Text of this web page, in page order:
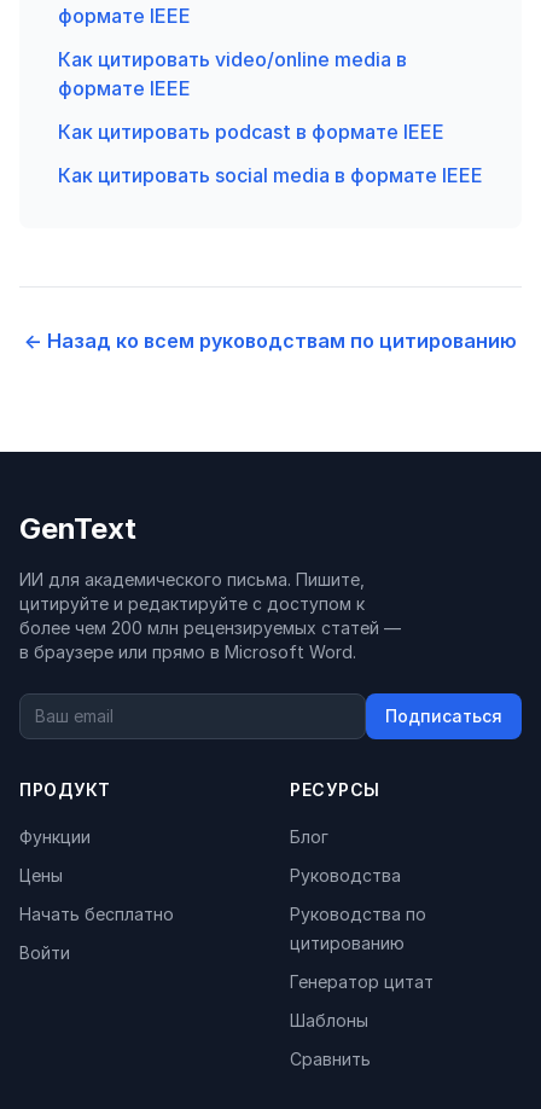
формате IEEE
Как цитировать video/online media в
формате IEEE
Как цитировать podcast в формате IEEE
Как цитировать social media в формате IEEE
← Назад ко всем руководствам по цитированию
GenText
ИИ для академического письма. Пишите,
цитируйте и редактируйте с доступом к
более чем 200 млн рецензируемых статей —
в браузере или прямо в Microsoft Word.
Подписаться
ПРОДУКТ
Функции
Цены
Начать бесплатно
Войти
РЕСУРСЫ
Блог
Руководства
Руководства по
цитированию
Генератор цитат
Шаблоны
Сравнить